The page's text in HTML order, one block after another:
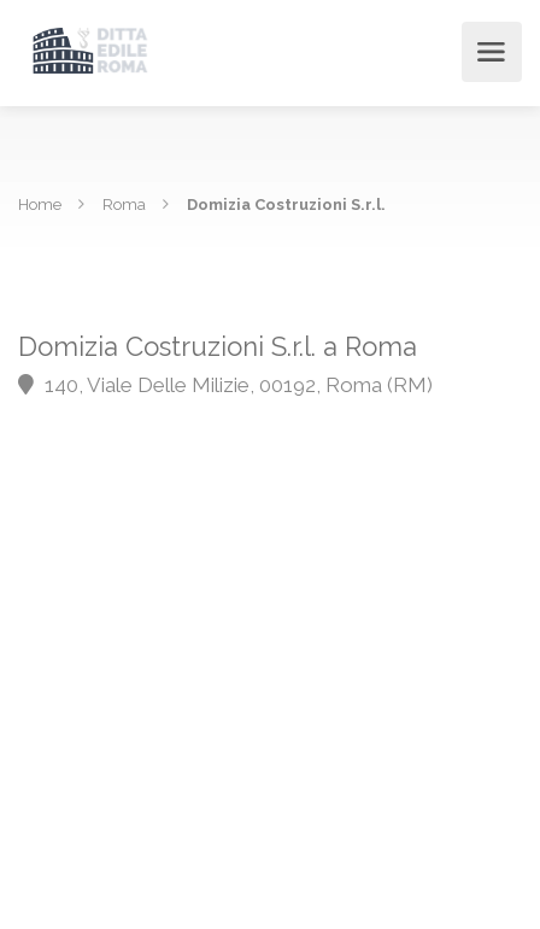
Home Roma Domizia Costruzioni S.r.l.
Domizia Costruzioni S.r.l. a Roma
140, Viale Delle Milizie, 00192, Roma (RM)